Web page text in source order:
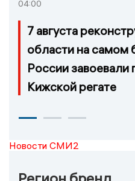
04:00
7 августа
области на самом
России завоевали
Кижской регате
Новости СМИ2